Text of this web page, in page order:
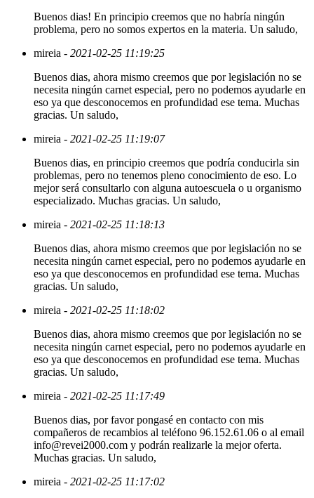
Buenos dias! En principio creemos que no habría ningún
problema, pero no somos expertos en la materia. Un saludo,
mireia - 2021-02-25 11:19:25
Buenos dias, ahora mismo creemos que por legislación no se
necesita ningún carnet especial, pero no podemos ayudarle en
eso ya que desconocemos en profundidad ese tema. Muchas
gracias. Un saludo,
mireia - 2021-02-25 11:19:07
Buenos dias, en principio creemos que podría conducirla sin
problemas, pero no tenemos pleno conocimiento de eso. Lo
mejor será consultarlo con alguna autoescuela o u organismo
especializado. Muchas gracias. Un saludo,
mireia - 2021-02-25 11:18:13
Buenos dias, ahora mismo creemos que por legislación no se
necesita ningún carnet especial, pero no podemos ayudarle en
eso ya que desconocemos en profundidad ese tema. Muchas
gracias. Un saludo,
mireia - 2021-02-25 11:18:02
Buenos dias, ahora mismo creemos que por legislación no se
necesita ningún carnet especial, pero no podemos ayudarle en
eso ya que desconocemos en profundidad ese tema. Muchas
gracias. Un saludo,
mireia - 2021-02-25 11:17:49
Buenos dias, por favor pongasé en contacto con mis
compañeros de recambios al teléfono 96.152.61.06 o al email
info@revei2000.com y podrán realizarle la mejor oferta.
Muchas gracias. Un saludo,
mireia - 2021-02-25 11:17:02